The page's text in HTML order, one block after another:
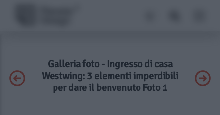
Galleria foto - Ingresso di casa
Westwing: 3 elementi imperdibili
per dare il benvenuto Foto 1